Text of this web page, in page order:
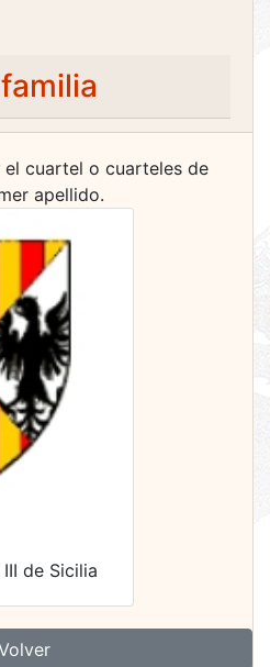
el cuartel o cuarteles de
apellido.
de Sicilia